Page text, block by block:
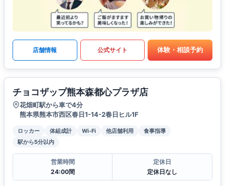
店舗情報 公式サイト 体験・相談予約
チョコザップ熊本森都心プラザ店
花畑町駅から車で4分
熊本県熊本市西区春日1-14-2春日ヒル1F
ロッカー 体組成計 Wi-Fi 他店舗利用
食事指導
駅から5分以内
営業時間
24:00間
定休日
定休日なし